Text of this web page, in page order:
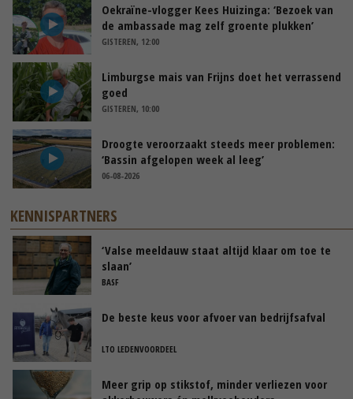
Oekraïne-vlogger Kees Huizinga: ‘Bezoek van
de ambassade mag zelf groente plukken’
GISTEREN, 12:00
Limburgse mais van Frijns doet het verrassend
goed
GISTEREN, 10:00
Droogte veroorzaakt steeds meer problemen:
‘Bassin afgelopen week al leeg’
06-08-2026
KENNISPARTNERS
‘Valse meeldauw staat altijd klaar om toe te
slaan’
BASF
De beste keus voor afvoer van bedrijfsafval
LTO LEDENVOORDEEL
Meer grip op stikstof, minder verliezen voor